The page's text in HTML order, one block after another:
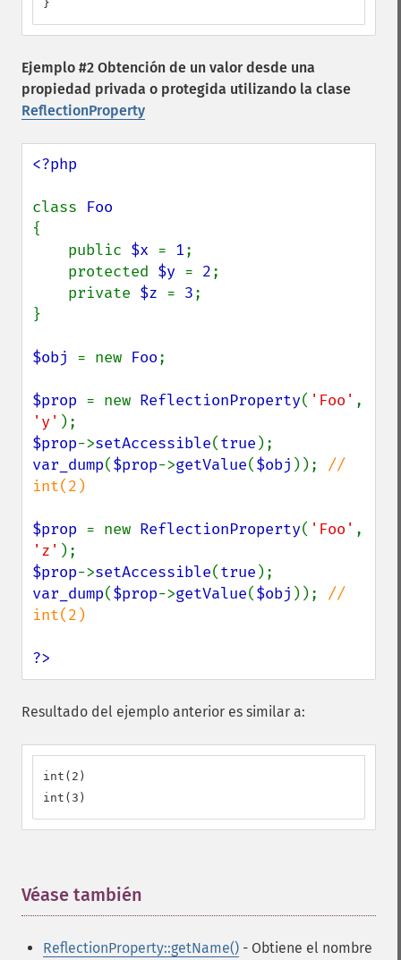
}
Ejemplo #2 Obtención de un valor desde una
propiedad privada o protegida utilizando la clase
ReflectionProperty
<?php
class
{
    public
$x = 1;
    protected
$y = 2;
    private
$z = 3;
}
$obj = new Foo;
$prop = new ReflectionProperty( 'Foo'
'y'
$prop->setAccessible(true
var_dump($prop->getValue($obj )); //
int(2)
$prop = new ReflectionProperty( 'Foo'
'z'
$prop->setAccessible(true
var_dump($prop->getValue($obj )); //
int(2)
?>
Resultado del ejemplo anterior es similar a:
int(2)
int(3)
Véase también
ReflectionProperty::getName() - Obtiene el nombre